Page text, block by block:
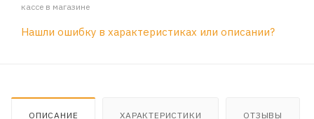
кассе в магазине
Нашли ошибку в характеристиках или описании?
ОПИСАНИЕ ХАРАКТЕРИСТИКИ ОТЗЫВЫ